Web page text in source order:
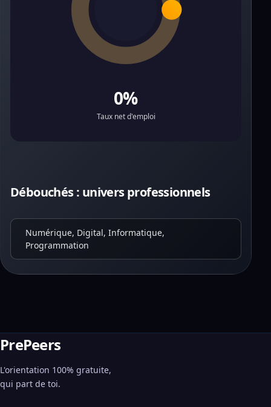
0%
Taux net d'emploi
Débouchés : univers professionnels
Numérique, Digital, Informatique,
Programmation
PrePeers
L'orientation 100% gratuite,
qui part de toi.